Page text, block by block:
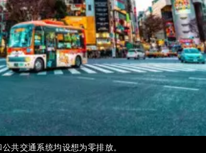
共交通系统均设想为零排放。